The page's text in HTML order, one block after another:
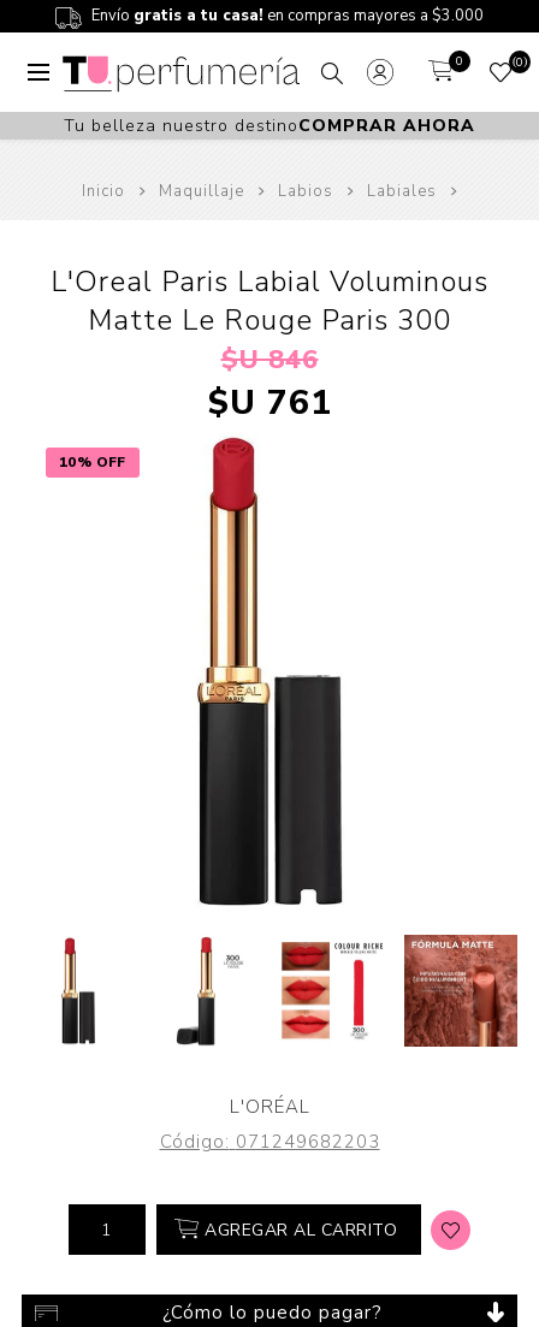
Envío gratis a tu casa! en compras mayores a $3.000
0 0
Tu belleza nuestro destinoCOMPRAR AHORA
Inicio Maquillaje Labios Labiales
10% OFF
L'Oreal Paris Labial Voluminous
Matte Le Rouge Paris 300
$U 846
$U 761
L'ORÉAL
Código: 071249682203
AGREGAR AL CARRITO
¿Cómo lo puedo pagar?